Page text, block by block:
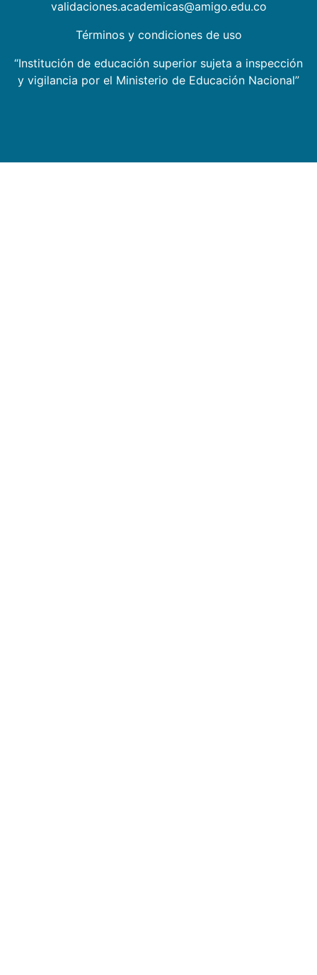
validaciones.academicas@amigo.edu.co
Términos y condiciones de uso
“Institución de educación superior sujeta a inspección
y vigilancia por el Ministerio de Educación Nacional”